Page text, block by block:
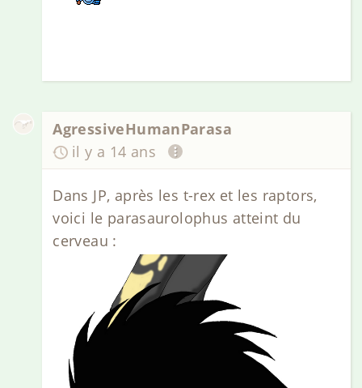
AgressiveHumanParasa
il y a 14 ans
Dans JP, après les t-rex et les raptors,
voici le parasaurolophus atteint du
cerveau :